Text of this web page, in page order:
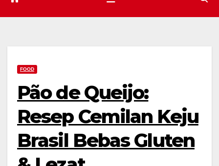
FOOD
Pão de Queijo:
Resep Cemilan Keju
Brasil Bebas Gluten